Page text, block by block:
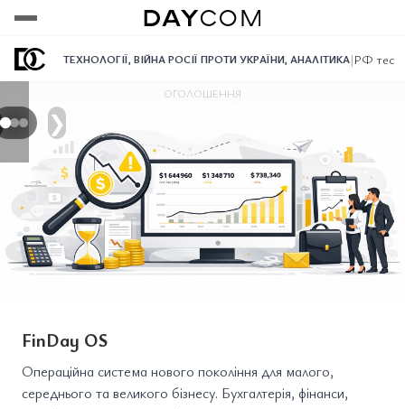
ТЕХНОЛОГІЇ, ВІЙНА РОСІЇ ПРОТИ УКРАЇНИ, АНАЛІТИКА|РФ
Переглянути
Переглянути
Переглянути
❯
ОГОЛОШЕННЯ
FinDay OS
Операційна система нового покоління для малого,
середнього та великого бізнесу. Бухгалтерія, фінанси,